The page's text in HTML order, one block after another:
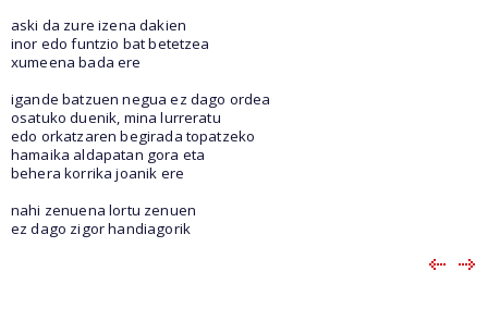
aski da zure izena dakien
inor edo funtzio bat betetzea
xumeena bada ere
igande batzuen negua ez dago ordea
osatuko duenik, mina lurreratu
edo orkatzaren begirada topatzeko
hamaika aldapatan gora eta
behera korrika joanik ere
nahi zenuena lortu zenuen
ez dago zigor handiagorik